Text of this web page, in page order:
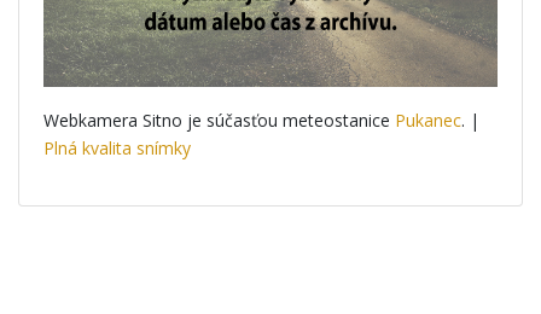
Webkamera Sitno je súčasťou meteostanice Pukanec. |
Plná kvalita snímky